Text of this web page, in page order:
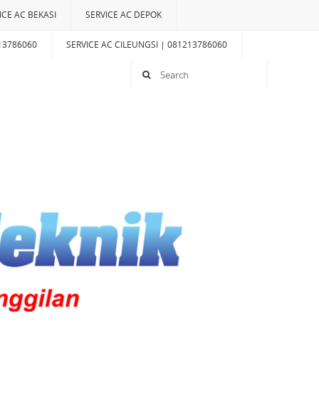
AC BEKASI SERVICE AC DEPOK
SERVICE AC CILEUNGSI | 081213786060